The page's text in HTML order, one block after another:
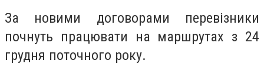
За новими договорами перевізники
почнуть працювати на маршрутах з 24
грудня поточного року.